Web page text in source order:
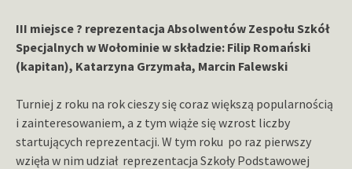
III miejsce ? reprezentacja Absolwentów Zespołu Szkół
Specjalnych w Wołominie w składzie: Filip Romański
(kapitan), Katarzyna Grzymała, Marcin Falewski
Turniej z roku na rok cieszy się coraz większą popularnością
i zainteresowaniem, a z tym wiąże się wzrost liczby
startujących reprezentacji. W tym roku po raz pierwszy
wzięła w nim udział reprezentacja Szkoły Podstawowej